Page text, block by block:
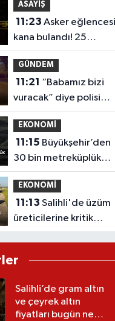
Medigüneş’te
modern çözüm
ASAYİŞ
11:23 Asker eğlencesi
kana bulandı! 25
yaşındaki genç
hayatını kaybetti
GÜNDEM
11:21
vuracak” diye polisi
aradılar! 300
kilometre gelen
babanın şaşkınlığı
kamerada
EKONOMİ
11:15
30 bin metreküplük
temizlik ihalesi
EKONOMİ
11:13 Salihli'de üzüm
üreticilerine kritik
hasat uyarısı! Tarım
açıkladı
Salihli’de gram altın
ve çeyrek altın
fiyatları bugün ne